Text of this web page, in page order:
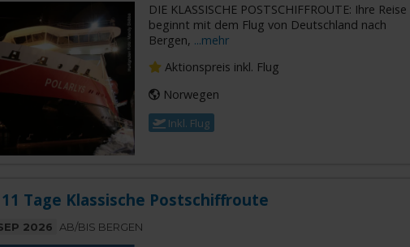
DIE KLASSISCHE POSTSCHIFFROUTE: Ihre Reise
beginnt mit dem Flug von Deutschland nach
Bergen, ...mehr
Aktionspreis inkl. Flug
Norwegen
Inkl. Flug
Tage Klassische Postschiffroute
2026 AB/BIS BERGEN